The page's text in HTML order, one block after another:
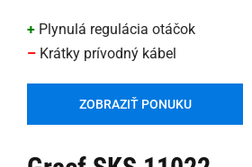
+ Plynulá regulácia otáčok
– Krátky prívodný kábel
ZOBRAZIŤ PONUKU